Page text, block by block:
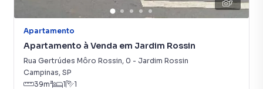
7
Apartamento
Apartamento à Venda em Jardim Rossin
Rua Gertrúdes Môro Rossin, 0 - Jardim Rossin
Campinas, SP
39m² 1 1